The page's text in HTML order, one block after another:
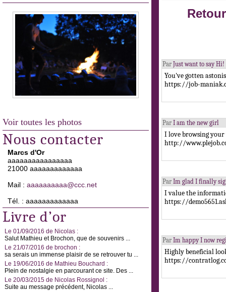
Voir toutes les photos
Nous contacter
Marcs d'Or
aaaaaaaaaaaaaaaa
21000 aaaaaaaaaaaaa
Mail : aaaaaaaaaa@ccc.net
Tél. : aaaaaaaaaaaaa
Livre d’or
Le 01/09/2016 de Nicolas :
Salut Mathieu et Brochon, que de souvenirs ...
Le 21/07/2016 de brochon :
sa serais un immense plaisir de se retrouver tu ...
Le 19/06/2016 de Mathieu Bouchard :
Plein de nostalgie en parcourant ce site. Des ...
Le 20/03/2015 de Nicolas Rossignol :
Suite au message précédent, Nicolas ...
Par Just want to say Hi!
You've gotten
https://job-
Par I am the new girl
I love browsing your
http://
Par Im glad I finally
I value the
https://
Par Im happy I now
Highly beneficial
https://